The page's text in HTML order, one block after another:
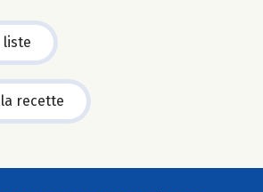
liste
recette